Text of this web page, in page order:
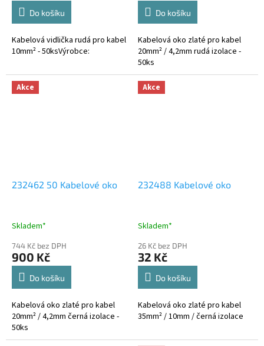
Do košíku
Kabelová vidlička rudá pro kabel
10mm² - 50ksVýrobce:
Do košíku
Kabelová oko zlaté pro kabel
20mm² / 4,2mm rudá izolace -
50ks
Akce
232462 50 Kabelové oko
Skladem*
744 Kč bez DPH
900 Kč
Do košíku
Kabelová oko zlaté pro kabel
20mm² / 4,2mm černá izolace -
50ks
Akce
232488 Kabelové oko
Skladem*
26 Kč bez DPH
32 Kč
Do košíku
Kabelová oko zlaté pro kabel
35mm² / 10mm / černá izolace